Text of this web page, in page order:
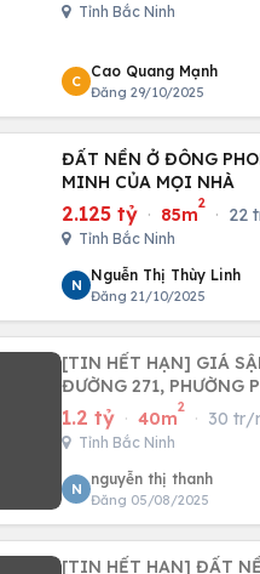
Tỉnh Bắc Ninh
C
Cao Quang Mạnh
Đăng 29/10/2025
ĐẤT NỀN Ở ĐÔNG
MINH CỦA MỌI NHÀ
2.125 tỷ · 85m
2
· 22
Tỉnh Bắc Ninh
N
Nguễn Thị Thùy Linh
Đăng 21/10/2025
[TIN HẾT HẠN] GIÁ SẬP SÀN CHỈ 1.2
ĐƯỜNG 271, PHƯỜNG
1.2 tỷ · 40m
2
· 30 tr/
Tỉnh Bắc Ninh
N
nguyễn thị thanh
Đăng 05/08/2025
[TIN HẾT HẠN] ĐẤT